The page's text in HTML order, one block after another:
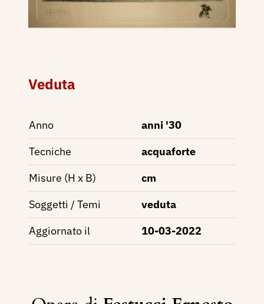
Veduta
Anno
anni '30
Tecniche
acquaforte
Misure (H x B)
cm
Soggetti / Temi
veduta
Aggiornato il
10-03-2022